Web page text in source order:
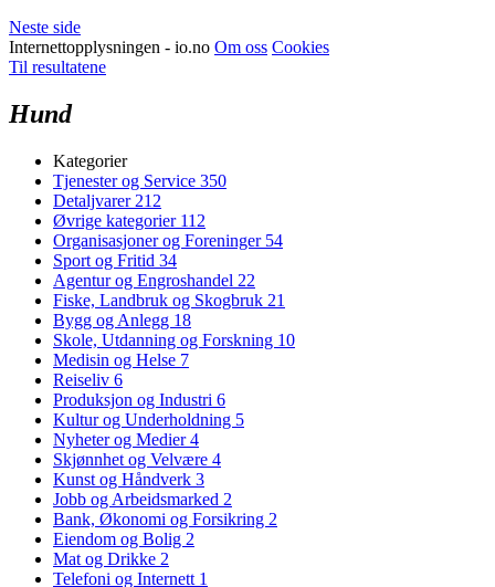
Neste side
Internettopplysningen - io.no Om oss Cookies
Til resultatene
Hund
Kategorier
Tjenester og Service 350
Detaljvarer 212
Øvrige kategorier 112
Organisasjoner og Foreninger 54
Sport og Fritid 34
Agentur og Engroshandel 22
Fiske, Landbruk og Skogbruk 21
Bygg og Anlegg 18
Skole, Utdanning og Forskning 10
Medisin og Helse 7
Reiseliv 6
Produksjon og Industri 6
Kultur og Underholdning 5
Nyheter og Medier4
Skjønnhet og Velvære 4
Kunst og Håndverk 3
Jobb og Arbeidsmarked 2
Bank, Økonomi og Forsikring 2
Eiendom og Bolig 2
Mat og Drikke 2
Telefoni og Internett 1